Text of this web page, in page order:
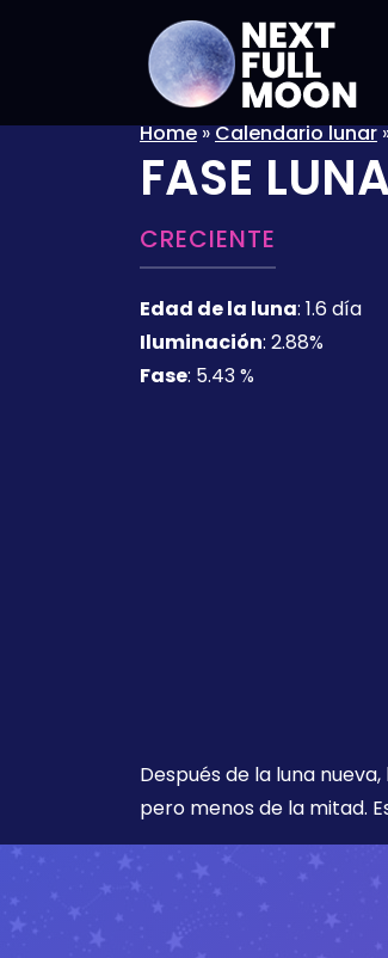
Home»Calendario lunar
FASE
CRECIENTE
Edad de la luna: 1.6 día
Iluminación: 2.88%
Fase: 5.43 %
Después de la luna
pero menos de la mitad.